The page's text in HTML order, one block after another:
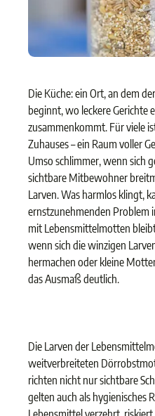
Die Küche: ein Ort, an dem
beginnt, wo leckere Gerichte
zusammenkommt. Für viele
Zuhauses – ein Raum voller
Umso schlimmer, wenn sich
sichtbare Mitbewohner
Larven. Was harmlos klingt,
ernstzunehmenden Problem
mit Lebensmittelmotten
wenn sich die winzigen
hermachen oder kleine
das Ausmaß deutlich.
Die Larven der
weitverbreiteten
richten nicht nur sichtbare
gelten auch als hygienisches